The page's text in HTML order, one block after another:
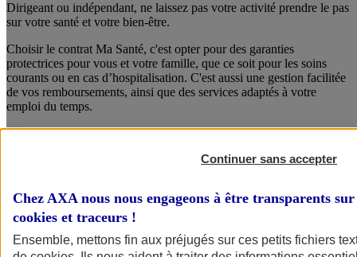
Dirigeant ou indépendant, ne laissez pas votre activité prendre le pas
sur votre santé et votre bien-être.
Choisir le contrat Ma Santé, c'est opter pour des garanties
protectrices pour vous et votre famille, que ce soit pour les soins
courants ou en cas d’hospitalisation. C'est aussi une gestion facilitée
de vos remboursements, ainsi que des services adaptés à votre
emploi du temps.
Composez dès maintenant votre formule sur mesure !
Consulter les documents d’informationsContinuer sans accepter
Chez AXA nous nous engageons à être transparents
cookies et traceurs !
Ensemble, mettons fin aux préjugés sur ces petits fichiers